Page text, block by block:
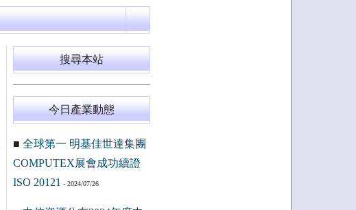
搜尋本站
今日產業動態
■ 全球第一 明基佳世達集團
COMPUTEX展會成功續證
ISO 20121 - 2024/07/26